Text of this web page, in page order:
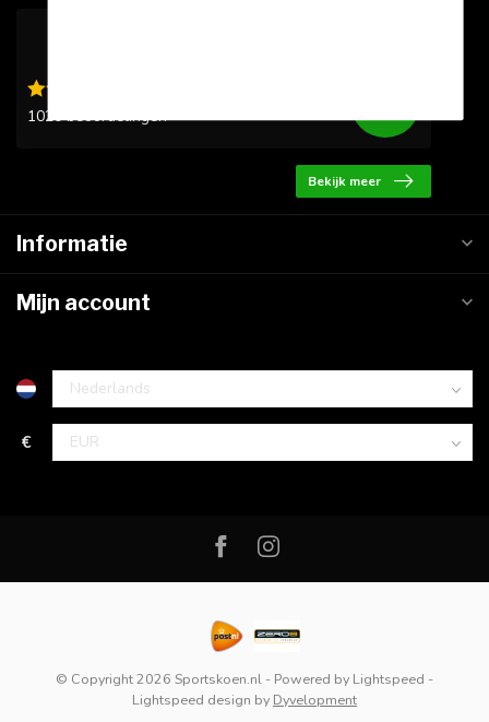
1020 beoordelingen
Bekijk meer
Informatie
Mijn account
€
© Copyright 2026 Sportskoen.nl - Powered by Lightspeed -
Lightspeed design by Dyvelopment